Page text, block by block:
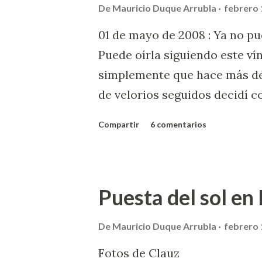
son una hora exacta sino un
que sucede más tarde: entre
establecida para el ocaso es
También a las 6:10, en la
estuvieron entre el 26 ...
De Mauricio Duque Arrubla febrero
01 de mayo de 2008 : Ya no
Puede oírla siguiendo este
simplemente que hace más
de velorios seguidos decidí
forma casi no identificable:
vivió soñando lo sepultemos
más, aquí está la banda
Compartir 6 comentarios
Puesta del sol
De Mauricio Duque Arrubla febrero
Fotos de Clauz